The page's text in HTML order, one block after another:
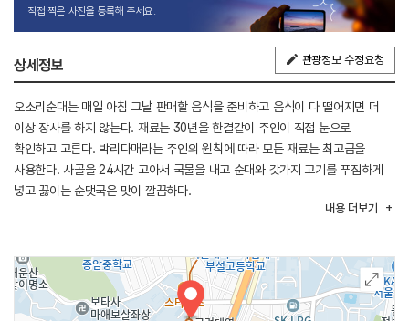
직접 찍은 사진을 등록해 주세요.
상세정보 관광정보 수정요청
오소리순대는 매일 아침 그날 판매할 음식을 준비하고 음식이 다 떨어지면 더
이상 장사를 하지 않는다. 재료는 30년을 한결같이 주인이 직접 눈으로
확인하고 고른다. 박리다매라는 주인의 원칙에 따라 모든 재료는 최고급을
사용한다. 사골을 24시간 고아서 국물을 내고 순대와 갖가지 고기를 푸짐하게
넣고 끓이는 순댓국은 맛이 깔끔하다.
내용 더보기